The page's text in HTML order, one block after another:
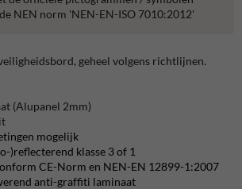
NEN norm 'NEN-EN-ISO 7010:2012'
geheel volgens richtlijnen.
(Alupanel 2mm)
mogelijk
)reflecterend klasse 3 of 1
CE-Norm en NEN-EN 12899-1:2007
anti-graffiti laminaat